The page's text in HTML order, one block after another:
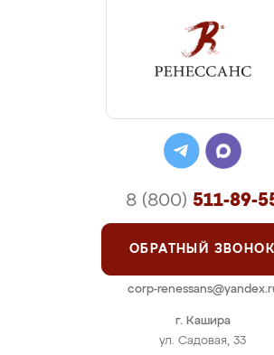
г. Кашира
ул. Садовая, 33
8 (800) 511-89-
ОБРАТНЫЙ ЗВОНОК
corp-